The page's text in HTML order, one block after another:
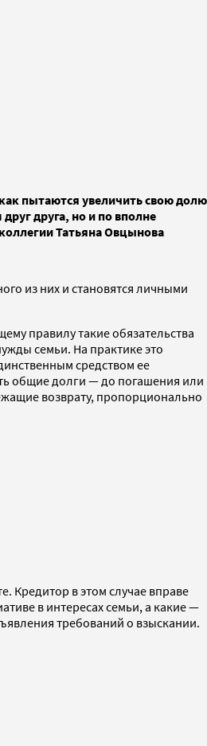
пытаются увеличить свою долю
друга, но и по вполне
Татьяна Овцынова
из них и становятся личными
правилу такие обязательства
семьи. На практике это
средством ее
общие долги — до погашения или
возврату, пропорционально
Кредитор в этом случае вправе
в интересах семьи, а какие —
требований о взыскании.